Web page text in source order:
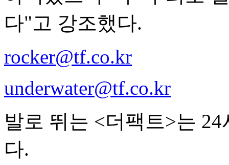
다"고 강조했다.
rocker@tf.co.kr
underwater@tf.co.kr
발로 뛰는 <더팩트>는
다.